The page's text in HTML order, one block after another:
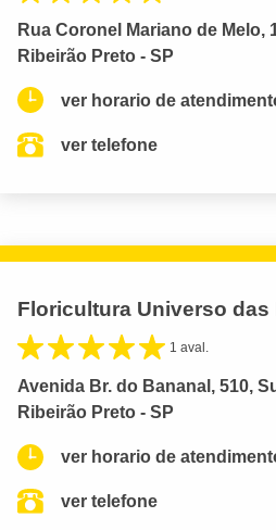
Rua Coronel Mariano de Melo,
Ribeirão Preto - SP
ver horario de
ver telefone
Floricultura Universo das
1 aval.
Avenida Br. do Bananal, 510,
Ribeirão Preto - SP
ver horario de
ver telefone